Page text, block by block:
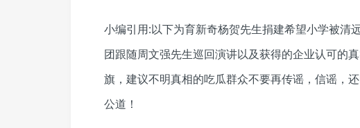
小编引用:以下为育新奇杨贺先生捐建希望小学被清
团跟随周文强先生巡回演讲以及获得的企业认可的
旗，建议不明真相的吃瓜群众不要再传谣，信谣，
公道！